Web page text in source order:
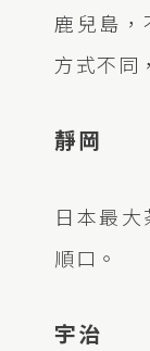
鹿兒島，
方式不同
靜岡
日本最
順口。
宇治